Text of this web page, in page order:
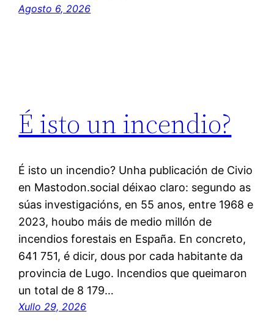
Agosto 6, 2026
É isto un incendio?
É isto un incendio? Unha publicación de Civio
en Mastodon.social déixao claro: segundo as
súas investigacións, en 55 anos, entre 1968 e
2023, houbo máis de medio millón de
incendios forestais en España. En concreto,
641 751, é dicir, dous por cada habitante da
provincia de Lugo. Incendios que queimaron
un total de 8 179…
Xullo 29, 2026